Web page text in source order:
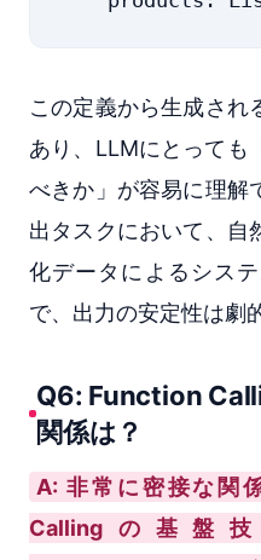
この定義から生成され
あり、LLMにとっても
べきか」が容易に理解
出タスクにおいて、自
化データによるシス
で、出力の安定性は劇
Q6: Function
関係は？
A: 非常に密接な関
Callingの基盤